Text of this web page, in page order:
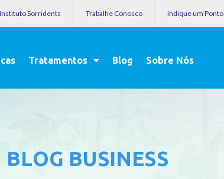
Instituto Sorridents Trabalhe Conosco Indique um Ponto
Tratamentos Blog Sobre Nós
BLOG BUSINESS